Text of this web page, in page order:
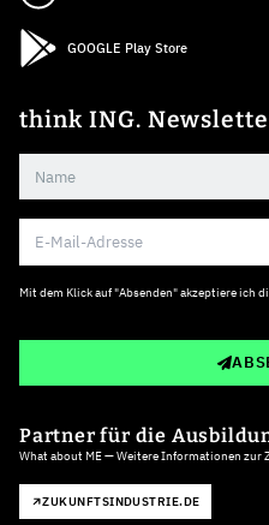
GOOGLE Play Store
think ING.
Mit dem Klick auf "Absenden" akzeptiere ich
Partner für die
What about ME — Weitere Informationen
ZUKUNFTSINDUSTRIE.DE